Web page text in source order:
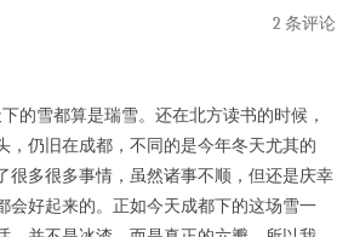
2 条评论
雪都算是瑞雪。还在北方读书的时候，
，仍旧在成都，不同的是今年冬天尤其的
多很多事情，虽然诸事不顺，但还是庆幸
会好起来的。正如今天成都下的这场雪一